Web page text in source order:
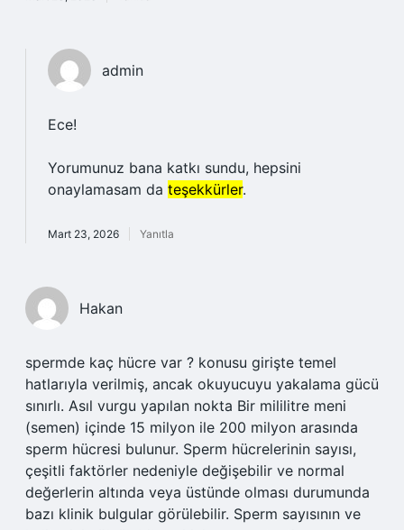
admin
Ece!
Yorumunuz bana katkı sundu, hepsini
onaylamasam da teşekkürler.
Mart 23, 2026 Yanıtla
Hakan
spermde kaç hücre var ? konusu girişte temel
hatlarıyla verilmiş, ancak okuyucuyu yakalama gücü
sınırlı. Asıl vurgu yapılan nokta Bir mililitre meni
(semen) içinde 15 milyon ile 200 milyon arasında
sperm hücresi bulunur. Sperm hücrelerinin sayısı,
çeşitli faktörler nedeniyle değişebilir ve normal
değerlerin altında veya üstünde olması durumunda
bazı klinik bulgular görülebilir. Sperm sayısının ve